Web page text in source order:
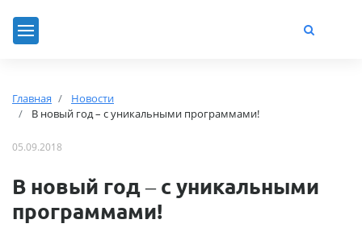
Главная
Новости
В новый год – с уникальными программами!
05.09.2018
В новый год – с уникальными
программами!